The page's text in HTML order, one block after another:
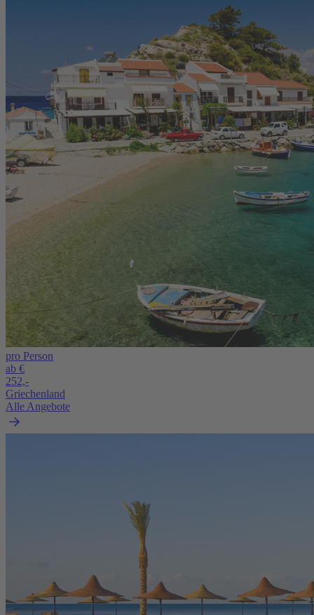
pro Person
ab €
252,-
Griechenland
Alle Angebote